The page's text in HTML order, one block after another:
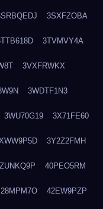
3SXFZOBA
3TVMVY4A
3VXFRWKX
3WDTF1N3
3WU70G19 3X71FE60
3Y2Z2FMH
40PEO5RM
42EW9PZP